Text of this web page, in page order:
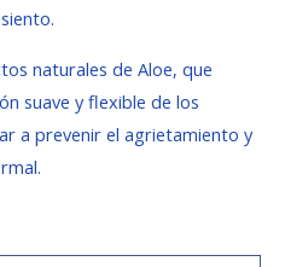
naturales de Aloe, que
suave y flexible de los
a prevenir el agrietamiento y